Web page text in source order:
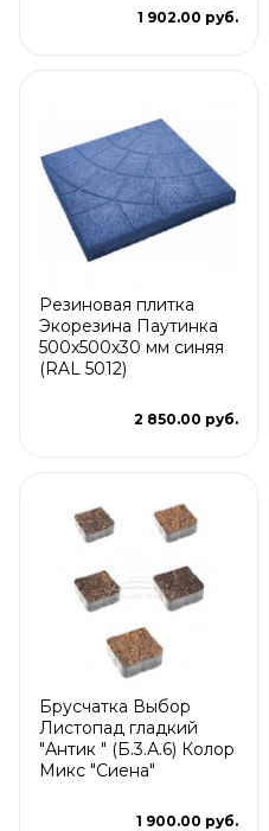
1 902.00 руб.
Резиновая плитка
Экорезина Паутинка
500x500x30 мм синяя
(RAL 5012)
2 850.00 руб.
Брусчатка Выбор
Листопад гладкий
"Антик " (Б.3.А.6) Колор
Микс "Сиена"
1 900.00 руб.